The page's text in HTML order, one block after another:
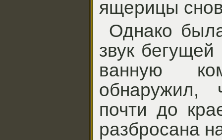
ящерицы
Однако
звук
ванную
обнаружил,
почти до
разбросана